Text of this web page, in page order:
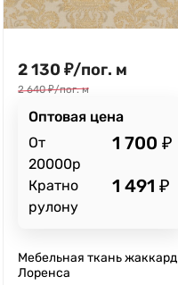
2 130 ₽/пог. м
2 640 ₽/пог. м
Оптовая цена
От
20000р
1 700 ₽
Кратно
рулону
1 491 ₽
Мебельная ткань жаккард
Лоренса